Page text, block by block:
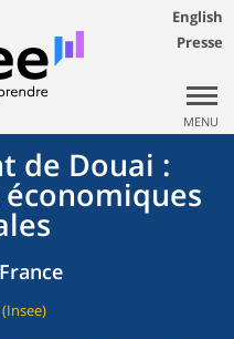
English
Presse
MENU
de Douai :